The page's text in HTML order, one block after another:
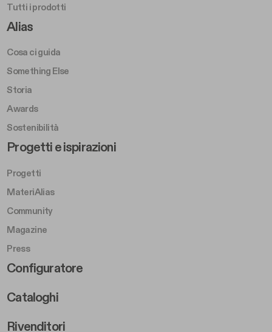
Tutti i prodotti
Footer Right A
Alias
Cosa ci guida
Something Else
Storia
Awards
Sostenibilità
Footer Left Middle B
Progetti e ispirazioni
Progetti
MateriAlias
Community
Magazine
Press
Footer Right Middle B
Configuratore
Cataloghi
Rivenditori